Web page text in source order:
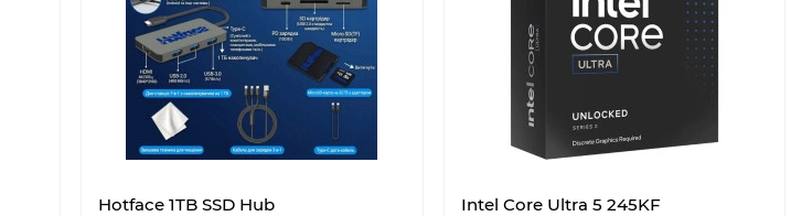
Hotface 1TB SSD Hub
Intel Core Ultra 5 245KF